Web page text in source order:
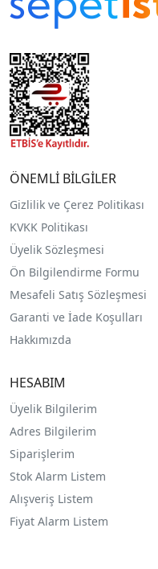
ÖNEMLİ BİLGİLER
Gizlilik ve Çerez Politikası
KVKK Politikası
Üyelik Sözleşmesi
Ön Bilgilendirme Formu
Mesafeli Satış Sözleşmesi
Garanti ve İade Koşulları
Hakkımızda
HESABIM
Üyelik Bilgilerim
Adres Bilgilerim
Siparişlerim
Stok Alarm Listem
Alışveriş Listem
Fiyat Alarm Listem